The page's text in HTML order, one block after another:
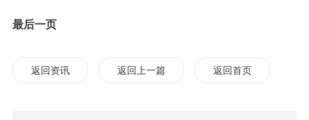
最后一页
返回资讯 返回上一篇 返回首页